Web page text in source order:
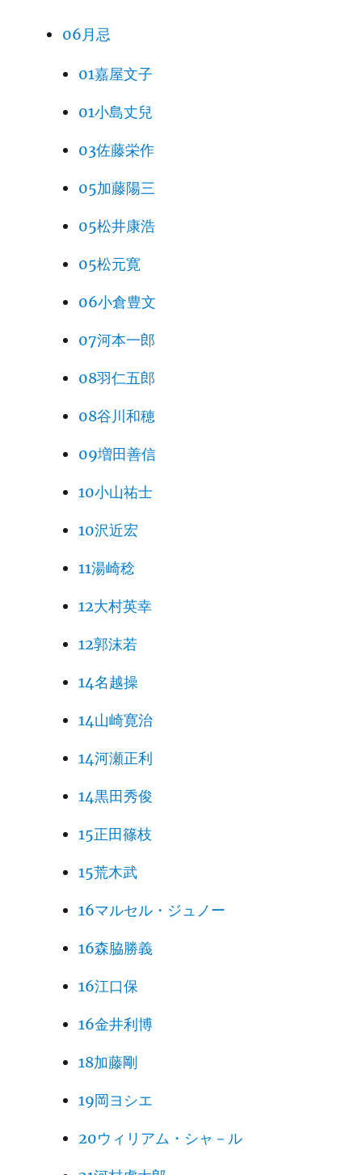
06月忌
01嘉屋文子
01小島丈兒
03佐藤栄作
05加藤陽三
05松井康浩
05松元寛
06小倉豊文
07河本一郎
08羽仁五郎
08谷川和穂
09増田善信
10小山祐士
10沢近宏
11湯崎稔
12大村英幸
12郭沫若
14名越操
14山崎寛治
14河瀬正利
14黒田秀俊
15正田篠枝
15荒木武
16マルセル・ジュノー
16森脇勝義
16江口保
16金井利博
18加藤剛
19岡ヨシエ
20ウィリアム・シャ－ル